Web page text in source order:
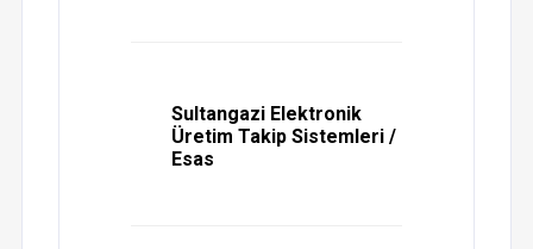
Sultangazi Elektronik
Üretim Takip Sistemleri /
Esas